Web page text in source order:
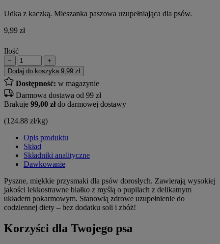
Udka z kaczką. Mieszanka paszowa uzupełniająca dla psów.
9,99 zł
Ilość
−
+
Dodaj do koszyka 9,99 zł
Dostępność: w magazynie
Darmowa dostawa od 99 zł
Brakuje 99,00 złdo darmowej dostawy
(124.88 zł/kg)
Opis produktu
Skład
Składniki analityczne
Dawkowanie
Pyszne, miękkie przysmaki dla psów dorosłych. Zawierają wysokiej
jakości lekkostrawne białko z myślą o pupilach z delikatnym
układem pokarmowym. Stanowią zdrowe uzupełnienie do
codziennej diety – bez dodatku soli i zbóż!
Korzyści dla Twojego psa